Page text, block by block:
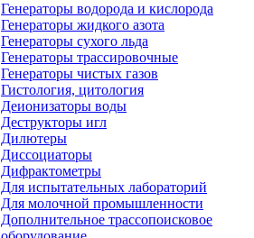
Генераторы водорода и кислорода
Генераторы жидкого азота
Генераторы сухого льда
Генераторы трассировочные
Генераторы чистых газов
Гистология, цитология
Деионизаторы воды
Деструкторы игл
Дилютеры
Диссоциаторы
Дифрактометры
Для испытательных лабораторий
Для молочной промышленности
Дополнительное трассопоисковое